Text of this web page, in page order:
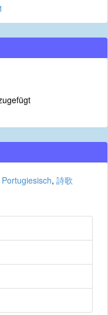
Portugiesisch, 詩歌